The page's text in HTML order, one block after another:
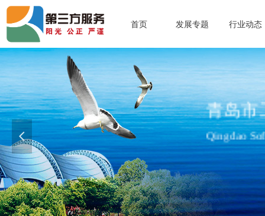
首页 发展专题 行业动态
青岛市
Qingdao
查看更多>>
넳